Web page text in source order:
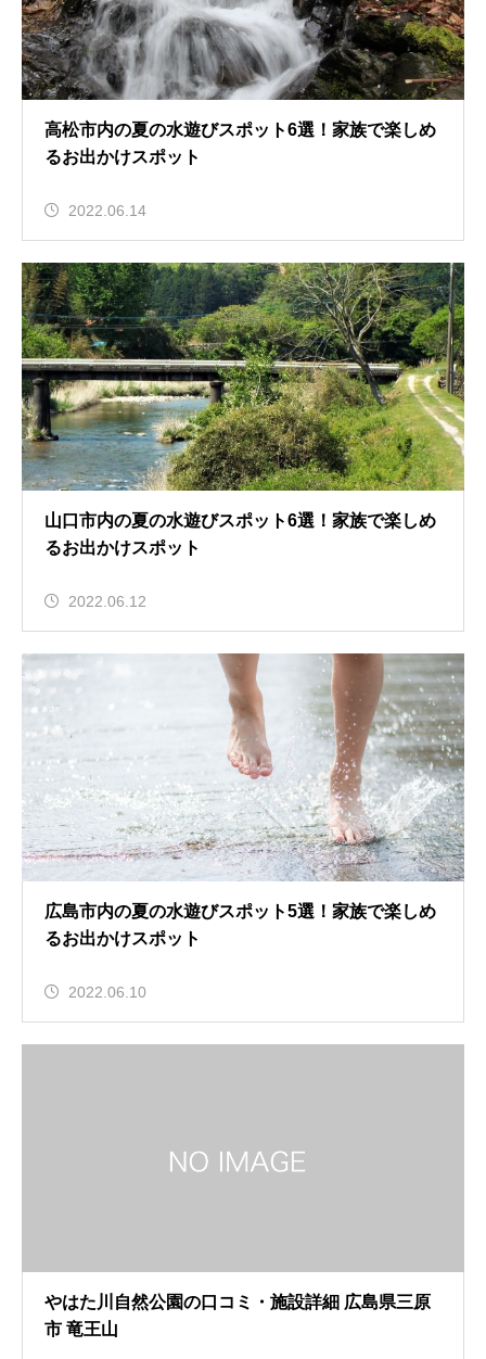
高松市内の夏の水遊びスポット6選！家族で楽しめ
るお出かけスポット
2022.06.14
山口市内の夏の水遊びスポット6選！家族で楽しめ
るお出かけスポット
2022.06.12
広島市内の夏の水遊びスポット5選！家族で楽しめ
るお出かけスポット
2022.06.10
やはた川自然公園の口コミ・施設詳細 広島県三原
市 竜王山